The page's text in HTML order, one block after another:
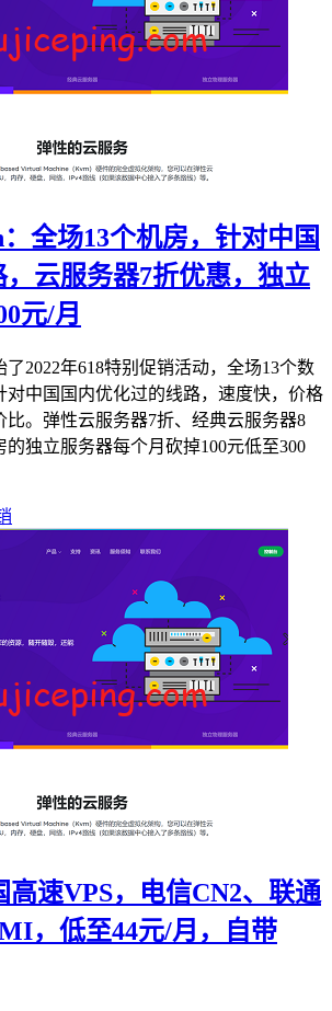
：全场13个机房，针对中国
云服务器7折优惠，独立
元/月
了2022年618特别促销活动，全场13个数
对中国国内优化过的线路，速度快，价格
比。弹性云服务器7折、经典云服务器8
独立服务器每个月砍掉100元低至300
高速VPS，电信CN2、联通
，低至44元/月，自带